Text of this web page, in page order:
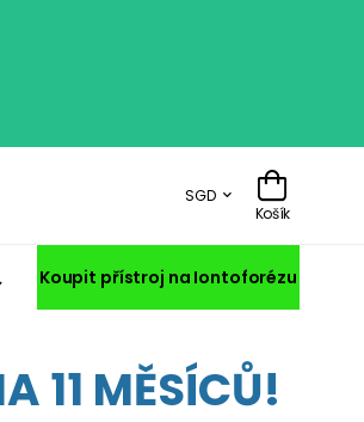
SGD
Košík
Koupit přístroj na Iontoforézu
11 MĚSÍCŮ!